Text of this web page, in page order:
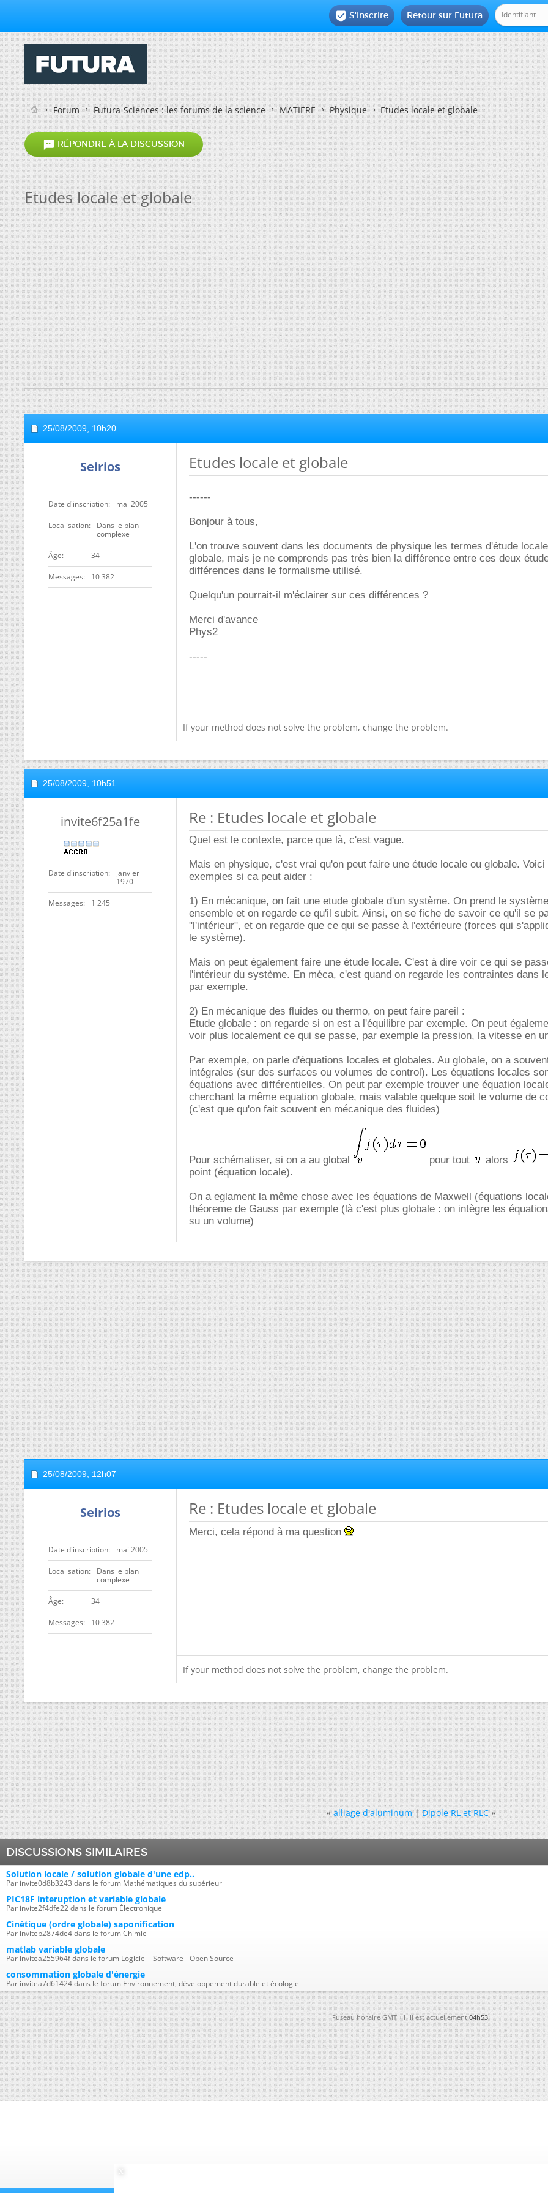
Retour sur Futura
 S'inscrire
Forum Futura-Sciences : les forums de la science MATIERE Physique Etudes locale et globale
 RÉPONDRE À LA DISCUSSION
Etudes locale et globale
25/08/2009, 10h20
Seirios
Date d'inscription mai 2005
Localisation
Dans le plan
complexe
ge 34
Messages 10 382
Etudes locale et globale
------
Bonjour à tous,
L'on trouve souvent dans les documents de physique les termes d'étude
globale, mais je ne comprends pas très bien la différence entre ces deux
différences dans le formalisme utilisé.
Quelqu'un pourrait-il m'éclairer sur ces différences ?
Merci d'avance
Phys2
-----
If your method does not solve the problem, change the problem.
25/08/2009, 10h51
invite6f25a1fe
Date d'inscription
janvier
1970
Messages 1 245
Re : Etudes locale et globale
Quel est le contexte, parce que là, c'est vague.
Mais en physique, c'est vrai qu'on peut faire une étude locale ou globale. Voici
exemples si ca peut aider :
1) En mécanique, on fait une etude globale d'un système. On prend le
ensemble et on regarde ce qu'il subit. Ainsi, on se fiche de savoir ce qu'il se
"l'intérieur", et on regarde que ce qui se passe à l'extérieure (forces qui
le système).
Mais on peut également faire une étude locale. C'est à dire voir ce qui se
l'intérieur du système. En méca, c'est quand on regarde les contraintes dans
par exemple.
2) En mécanique des fluides ou thermo, on peut faire pareil :
Etude globale : on regarde si on est a l'équilibre par exemple. On peut
voir plus localement ce qui se passe, par exemple la pression, la vitesse en
Par exemple, on parle d'équations locales et globales. Au globale, on a
intégrales (sur des surfaces ou volumes de control). Les équations locales
équations avec différentielles. On peut par exemple trouver une équation
cherchant la même equation globale, mais valable quelque soit le volume de
(c'est que qu'on fait souvent en mécanique des fluides)
Pour schématiser, si on a au global pour tout
alors
point (équation locale).
On a eglament la même chose avec les équations de Maxwell (équations
théoreme de Gauss par exemple (là c'est plus globale : on intègre les
su un volume)
25/08/2009, 12h07
Seirios
Date d'inscription mai 2005
Localisation
Dans le plan
complexe
ge 34
Messages 10 382
Re : Etudes locale et globale
Merci, cela répond à ma question
If your method does not solve the problem, change the problem.
« alliage d'aluminum|Dipole RL et RLC »
DISCUSSIONS SIMILAIRES
Solution locale / solution globale d'une edp..
Par invite0d8b3243 dans le forum Mathématiques du supérieur
PIC18F interuption et variable globale
Par invite2f4dfe22 dans le forum Électronique
Cinétique (ordre globale) saponification
Par inviteb2874de4 dans le forum Chimie
matlab variable globale
Par invitea255964f dans le forum Logiciel - Software - Open Source
consommation globale d'énergie
Par invitea7d61424 dans le forum Environnement, développement durable et écologie
Fuseau horaire GMT +1. Il est actuellement04h53.